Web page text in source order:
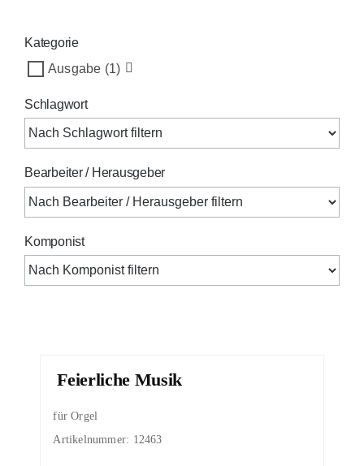
Feierliche Musik
für Orgel
Artikelnummer: 12463
Kategorie
Ausgabe (1)
Schlagwort
Bearbeiter / Herausgeber
Komponist